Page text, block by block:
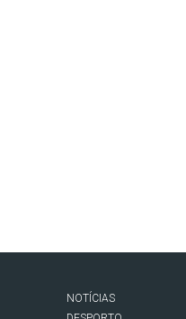
NOTÍCIAS